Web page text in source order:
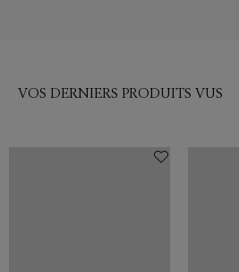
VOS DERNIERS PRODUITS VUS